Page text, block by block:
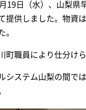
19日（水）、山梨県
提供しました。物資
。
町職員により仕分け
システム山梨の間で